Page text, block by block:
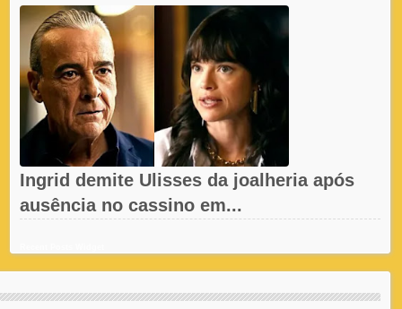
Ingrid demite Ulisses da joalheria após
ausência no cassino em...